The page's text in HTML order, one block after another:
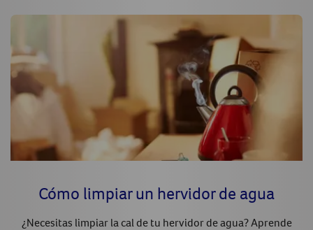
Cómo limpiar un hervidor de agua
¿Necesitas limpiar la cal de tu hervidor de agua? Aprende